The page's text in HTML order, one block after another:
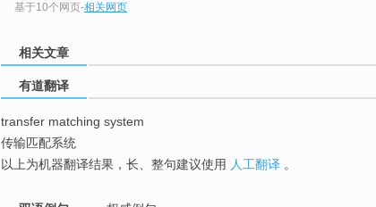
基于10个网页-相关网页
相关文章
有道翻译
transfer matching system
传输匹配系统
以上为机器翻译结果，长、整句建议使用 人工翻译 。